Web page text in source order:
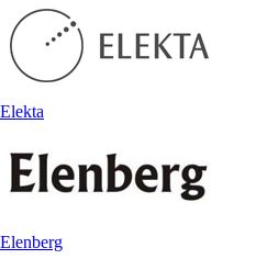
Elekta
Elenberg